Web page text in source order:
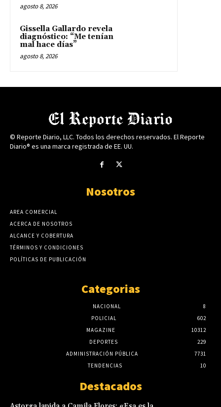
agosto 8, 2026
Gissella Gallardo revela
diagnóstico: “Me tenían
mal hace días”
agosto 8, 2026
© Reporte Diario, LLC. Todos los derechos reservados. El Reporte
Diario® es una marca registrada de EE. UU.
Nosotros
AREA COMERCIAL
ACERCA DE NOSOTROS
ALCANCE Y COBERTURA
TÉRMINOS Y CONDICIONES
POLÍTICAS DE PUBLICACIÓN
Categorias
NACIONAL
8
POLICIAL
602
MAGAZINE
10312
DEPORTES
229
ADMINISTRACIÓN PÚBLICA
7731
TENDENCIAS
10
Destacados